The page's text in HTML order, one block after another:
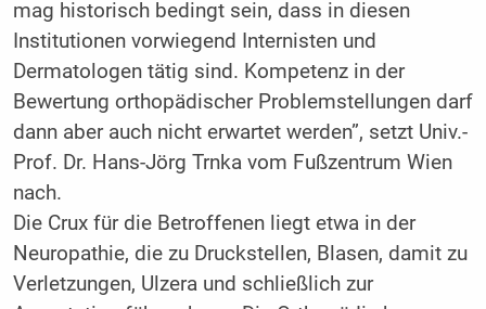
mag historisch bedingt sein, dass in diesen
Institutionen vorwiegend Internisten und
Dermatologen tätig sind. Kompetenz in der
Bewertung orthopädischer Problemstellungen darf
dann aber auch nicht erwartet werden”, setzt Univ.-
Prof. Dr. Hans-Jörg Trnka vom Fußzentrum Wien
nach.
Die Crux für die Betroffenen liegt etwa in der
Neuropathie, die zu Druckstellen, Blasen, damit zu
Verletzungen, Ulzera und schließlich zur